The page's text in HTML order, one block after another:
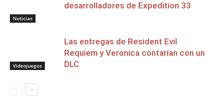
Noticias
desarrolladores de Expedition 33
Videojuegos
Las entregas de Resident Evil
Requiem y Veronica contarían con un
DLC